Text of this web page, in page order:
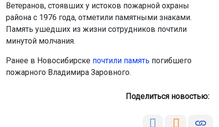
Ветеранов, стоявших у истоков пожарной охраны
района с 1976 года, отметили памятными знаками.
Память ушедших из жизни сотрудников почтили
минутой молчания.
Ранее в Новосибирске почтили память погибшего
пожарного Владимира Заровного.
Поделиться новостью: